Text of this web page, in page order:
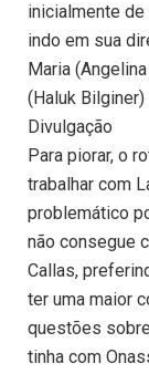
inicialmente
indo em sua
Maria
(Haluk Bilginer)
Divulgação
Para piorar, o
trabalhar com
problemático
não consegue
Callas,
ter uma maior
questões
tinha com